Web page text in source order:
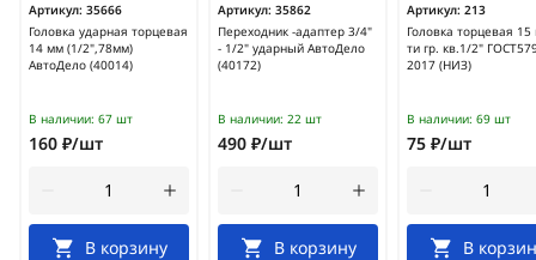
Артикул: 35666
Головка ударная торцевая
14 мм (1/2",78мм)
АвтоДело (40014)
В наличии: 67 шт
160 ₽/шт
В корзину
Артикул: 35862
Переходник -адаптер 3/4"
- 1/2" ударный АвтоДело
(40172)
В наличии: 22 шт
490 ₽/шт
В корзину
Артикул: 213
Головка торцевая
ти гр. кв.1/2"
2017 (НИЗ)
В наличии: 69 шт
75 ₽/шт
В